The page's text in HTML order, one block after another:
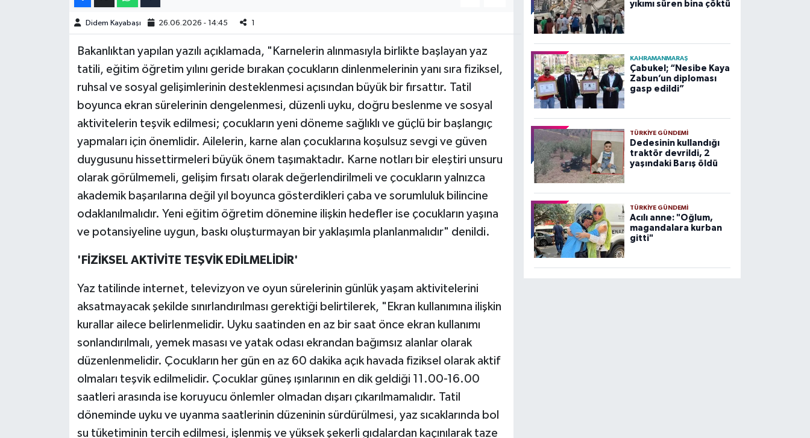
Didem Kayabaşı 26.06.2026 - 14:45 1
Bakanlıktan yapılan yazılı açıklamada, "Karnelerin alınmasıyla birlikte başlayan yaz
tatili, eğitim öğretim yılını geride bırakan çocukların dinlenmelerinin yanı sıra fiziksel,
ruhsal ve sosyal gelişimlerinin desteklenmesi açısından büyük bir fırsattır. Tatil
boyunca ekran sürelerinin dengelenmesi, düzenli uyku, doğru beslenme ve sosyal
aktivitelerin teşvik edilmesi; çocukların yeni döneme sağlıklı ve güçlü bir başlangıç
yapmaları için önemlidir. Ailelerin, karne alan çocuklarına koşulsuz sevgi ve güven
duygusunu hissettirmeleri büyük önem taşımaktadır. Karne notları bir eleştiri unsuru
olarak görülmemeli, gelişim fırsatı olarak değerlendirilmeli ve çocukların yalnızca
akademik başarılarına değil yıl boyunca gösterdikleri çaba ve sorumluluk bilincine
odaklanılmalıdır. Yeni eğitim öğretim dönemine ilişkin hedefler ise çocukların yaşına
ve potansiyeline uygun, baskı oluşturmayan bir yaklaşımla planlanmalıdır" denildi.
'FİZİKSEL AKTİVİTE TEŞVİK EDİLMELİDİR'
Yaz tatilinde internet, televizyon ve oyun sürelerinin günlük yaşam aktivitelerini
aksatmayacak şekilde sınırlandırılması gerektiği belirtilerek, "Ekran kullanımına ilişkin
kurallar ailece belirlenmelidir. Uyku saatinden en az bir saat önce ekran kullanımı
sonlandırılmalı, yemek masası ve yatak odası ekrandan bağımsız alanlar olarak
düzenlenmelidir. Çocukların her gün en az 60 dakika açık havada fiziksel olarak aktif
olmaları teşvik edilmelidir. Çocuklar güneş ışınlarının en dik geldiği 11.00-16.00
saatleri arasında ise koruyucu önlemler olmadan dışarı çıkarılmamalıdır. Tatil
döneminde uyku ve uyanma saatlerinin düzeninin sürdürülmesi, yaz sıcaklarında bol
su tüketiminin tercih edilmesi, işlenmiş ve yüksek şekerli gıdalardan kaçınılarak taze
yıkımı süren bina çöktü
KAHRAMANMARAŞ
Çabukel; “Nesibe Kaya
Zabun’un diploması
gasp edildi”
TÜRKIYE GÜNDEMI
Dedesinin kullandığı
traktör devrildi, 2
yaşındaki Barış öldü
TÜRKIYE GÜNDEMI
Acılı anne: "Oğlum,
magandalara kurban
gitti"